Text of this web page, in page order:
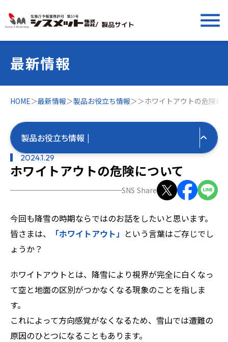
最新情報
HOME＞最新情報＞製品お役立ち情報＞ ＞ホワイトアウトの危険に
製品お役立ち情報 |
すべての最新情報
すべて
ZEROSAI X-AI
羅針盤PLUS
気象お役立ち情報
技術提案
お知らせ
2024.1.29
ホワイトアウトの危険について
SNS Share
今回も降雪の時期ならではのお話をしたいと思います。
皆さまは、
「ホワイトアウト」 という言葉はご存じでし
ょうか？
ホワイトアウトとは、降雪により視界が完全に白くなっ
て空と地面の区別がつかなくなる現象のことを指しま
す。
これによって方向感覚がなくなるため、雪山では遭難の
原因のひとつになることもあります。
/ 製品サイト menu